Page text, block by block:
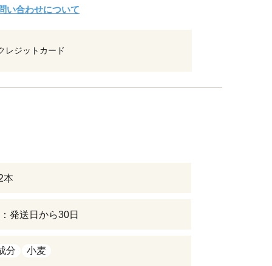
い合わせについて
レジットカード
本
発送日から30日
分 小麦